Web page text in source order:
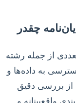
چقدر
از جمله رشته
به داده‌ها و
از بررسی دقیق
واقع‌بینانه و